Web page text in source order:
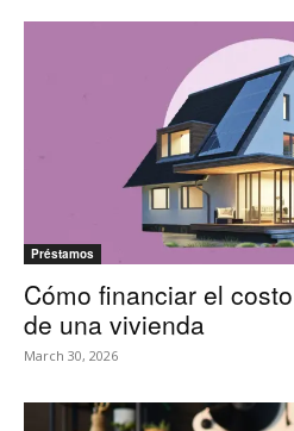
Préstamos
Cómo financiar el
de una vivienda
March 30, 2026